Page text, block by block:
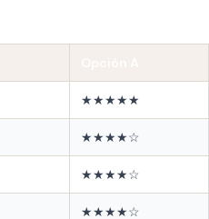
★★★★★
★★★★☆
★★★★☆
★★★★☆